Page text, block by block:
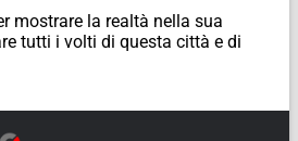
mostrare la realtà nella sua
tutti i volti di questa città e di